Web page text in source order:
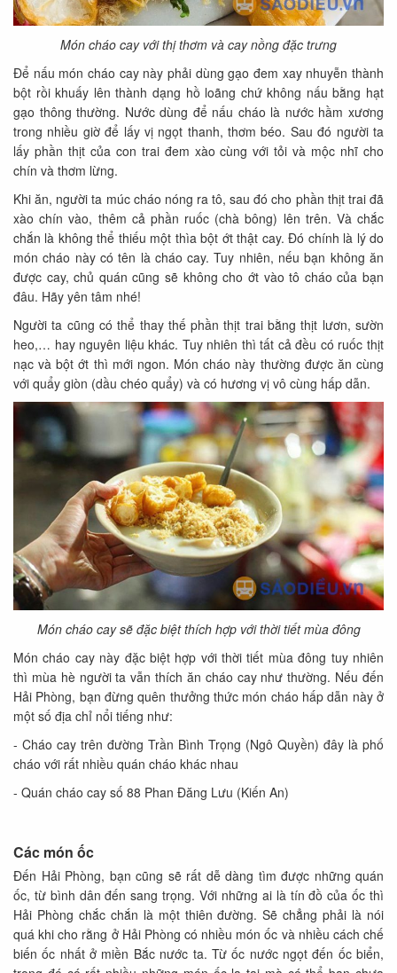
Món cháo cay với thị thơm và cay nồng đặc trưng
Để nấu món cháo cay này phải dùng gạo đem xay nhuyễn thành
bột rồi khuấy lên thành dạng hồ loãng chứ không nấu bằng hạt
gạo thông thường. Nước dùng để nấu cháo là nước hầm xương
trong nhiều giờ để lấy vị ngọt thanh, thơm béo. Sau đó người ta
lấy phần thịt của con trai đem xào cùng với tỏi và mộc nhĩ cho
chín và thơm lừng.
Khi ăn, người ta múc cháo nóng ra tô, sau đó cho phần thịt trai đã
xào chín vào, thêm cả phần ruốc (chà bông) lên trên. Và chắc
chắn là không thể thiếu một thìa bột ớt thật cay. Đó chính là lý do
món cháo này có tên là cháo cay. Tuy nhiên, nếu bạn không ăn
được cay, chủ quán cũng sẽ không cho ớt vào tô cháo của bạn
đâu. Hãy yên tâm nhé!
Người ta cũng có thể thay thế phần thịt trai bằng thịt lươn, sườn
heo,… hay nguyên liệu khác. Tuy nhiên thì tất cả đều có ruốc thịt
nạc và bột ớt thì mới ngon. Món cháo này thường được ăn cùng
với quẩy giòn (dầu chéo quẩy) và có hương vị vô cùng hấp dẫn.
Món cháo cay sẽ đặc biệt thích hợp với thời tiết mùa đông
Món cháo cay này đặc biệt hợp với thời tiết mùa đông tuy nhiên
thì mùa hè người ta vẫn thích ăn cháo cay như thường. Nếu đến
Hải Phòng, bạn đừng quên thưởng thức món cháo hấp dẫn này ở
một số địa chỉ nổi tiếng như:
- Cháo cay trên đường Trần Bình Trọng (Ngô Quyền) đây là phố
cháo với rất nhiều quán cháo khác nhau
- Quán cháo cay số 88 Phan Đăng Lưu (Kiến An)
Các món ốc
Đến Hải Phòng, bạn cũng sẽ rất dễ dàng tìm được những quán
ốc, từ bình dân đến sang trọng. Với những ai là tín đồ của ốc thì
Hải Phòng chắc chắn là một thiên đường. Sẽ chẳng phải là nói
quá khi cho rằng ở Hải Phòng có nhiều món ốc và nhiều cách chế
biến ốc nhất ở miền Bắc nước ta. Từ ốc nước ngọt đến ốc biển,